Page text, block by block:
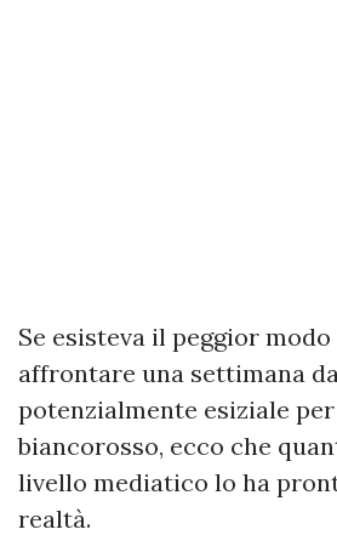
Se esisteva il peggior
affrontare una settimana
potenzialmente esiziale
biancorosso, ecco che
livello mediatico lo ha
realtà.